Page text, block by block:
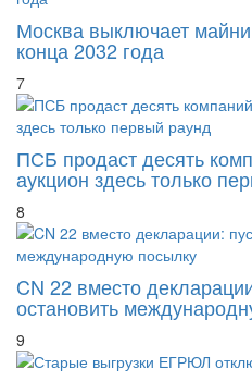
Москва выключает
конца 2032 года
7
ПСБ продаст десять
аукцион здесь только
8
CN 22 вместо
остановить
9